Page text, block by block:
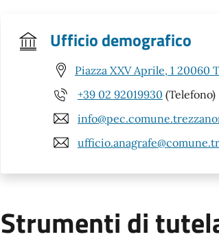
Ufficio demografico
Piazza XXV Aprile, 1 20060
+39 02 92019930 (Telefono)
Strumenti di